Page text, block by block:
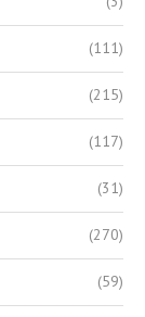
(111)
(215)
(117)
(31)
(270)
(59)